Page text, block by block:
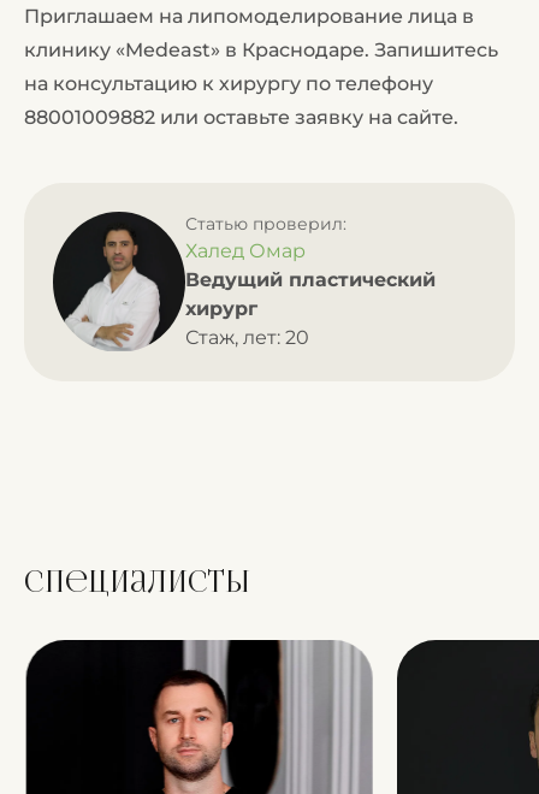
Приглашаем на липомоделирование лица в
клинику «Medeast» в Краснодаре. Запишитесь
на консультацию к хирургу по телефону
88001009882 или оставьте заявку на сайте.
Статью проверил:
Халед Омар
Ведущий пластический
хирург
Стаж, лет: 20
Специалисты